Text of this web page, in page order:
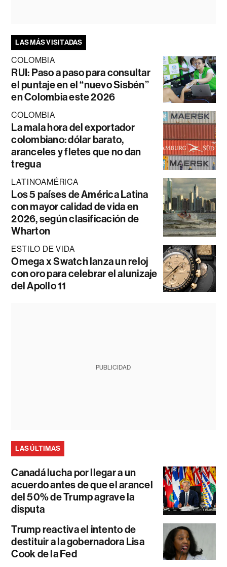
LAS MÁS VISITADAS
COLOMBIA
RUI: Paso a paso para consultar
el puntaje en el “nuevo Sisbén”
en Colombia este 2026
COLOMBIA
La mala hora del exportador
colombiano: dólar barato,
aranceles y fletes que no dan
tregua
LATINOAMÉRICA
Los 5 países de América Latina
con mayor calidad de vida en
2026, según clasificación de
Wharton
ESTILO DE VIDA
Omega x Swatch lanza un reloj
con oro para celebrar el alunizaje
del Apollo 11
PUBLICIDAD
LAS ÚLTIMAS
Canadá lucha por llegar a un
acuerdo antes de que el arancel
del 50% de Trump agrave la
disputa
Trump reactiva el intento de
destituir a la gobernadora Lisa
Cook de la Fed